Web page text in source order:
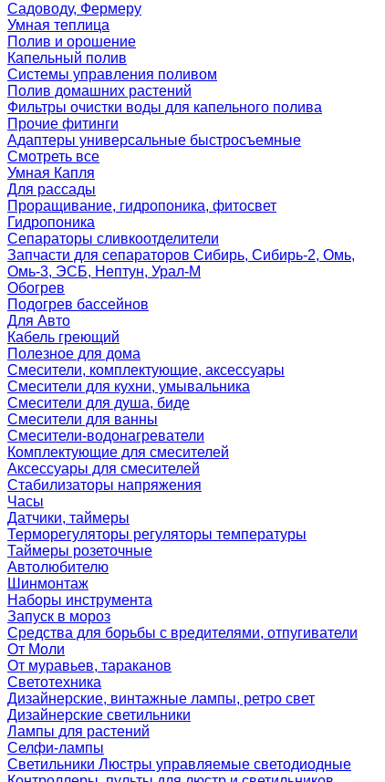
Садоводу, Фермеру
Умная теплица
Полив и орошение
Капельный полив
Системы управления поливом
Полив домашних растений
Фильтры очистки воды для капельного полива
Прочие фитинги
Адаптеры универсальные быстросъемные
Смотреть все
Умная Капля
Для рассады
Проращивание, гидропоника, фитосвет
Гидропоника
Сепараторы сливкоотделители
Запчасти для сепараторов Сибирь, Сибирь-2, Омь,
Омь-3, ЭСБ, Нептун, Урал-М
Обогрев
Подогрев бассейнов
Для Авто
Кабель греющий
Полезное для дома
Смесители, комплектующие, аксессуары
Смесители для кухни, умывальника
Смесители для душа, биде
Смесители для ванны
Смесители-водонагреватели
Комплектующие для смесителей
Аксессуары для смесителей
Стабилизаторы напряжения
Часы
Датчики, таймеры
Терморегуляторы регуляторы температуры
Таймеры розеточные
Автолюбителю
Шинмонтаж
Наборы инструмента
Запуск в мороз
Средства для борьбы с вредителями, отпугиватели
От Моли
От муравьев, тараканов
Светотехника
Дизайнерские, винтажные лампы, ретро свет
Дизайнерские светильники
Лампы для растений
Селфи-лампы
Светильники Люстры управляемые светодиодные